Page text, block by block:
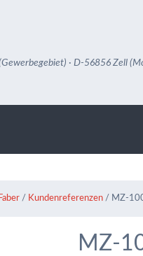
· D-56856 Zell
/ Kundenreferenzen / MZ-
MZ-